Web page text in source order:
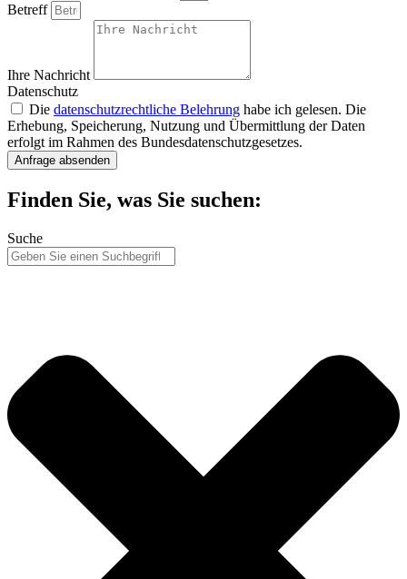
Betreff
Ihre Nachricht
Datenschutz
Die datenschutzrechtliche Belehrung habe ich gelesen. Die
Erhebung, Speicherung, Nutzung und Übermittlung der Daten
erfolgt im Rahmen des Bundesdatenschutzgesetzes.
Anfrage absenden
Finden Sie, was Sie suchen:
Suche